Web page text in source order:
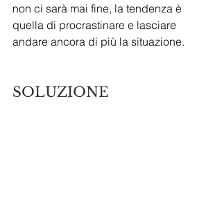
non ci sarà mai fine, la tendenza è
quella di procrastinare e lasciare
andare ancora di più la situazione.
SOLUZIONE